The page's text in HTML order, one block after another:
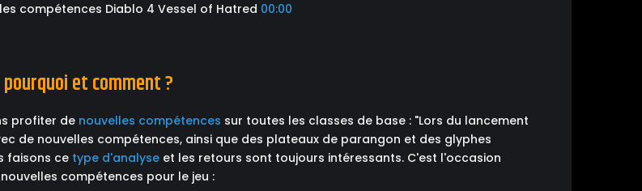
compétences Diablo 4 Vessel of Hatred 00:00
et comment ?
profiter de nouvelles compétences sur toutes les classes de base : "Lors du lancement
de nouvelles compétences, ainsi que des plateaux de parangon et des glyphes
faisons ce type d'analyse et les retours sont toujours intéressants. C'est l'occasion
compétences pour le jeu :